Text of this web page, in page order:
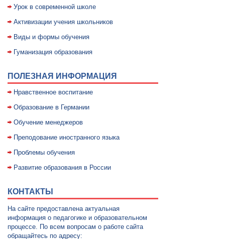
Уpок в совpеменной школе
Активизации учения школьников
Виды и формы обучения
Гуманизация образования
ПОЛЕЗНАЯ ИНФОРМАЦИЯ
Нравственное воспитание
Образование в Германии
Обучение менеджеров
Преподование иностранного языка
Проблемы обучения
Развитие образования в России
КОНТАКТЫ
На сайте предоставлена актуальная
информация о педагогике и образовательном
процессе. По всем вопросам о работе сайта
обращайтесь по адресу: